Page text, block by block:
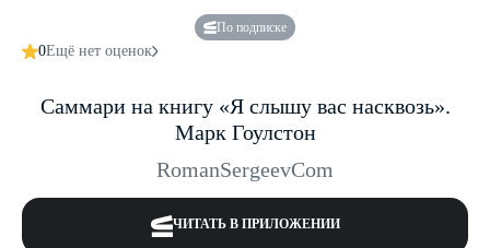
По подписке
0Ещё нет оценок
Саммари на книгу «Я слышу вас насквозь».
Марк Гоулстон
RomanSergeevCom
ЧИТАТЬ В ПРИЛОЖЕНИИ